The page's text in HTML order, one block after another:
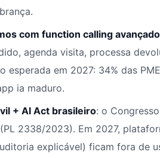
com function calling avançado
agenda visita, processa
esperada em 2027: 34% das
ia maduro.
+ AI Act brasileiro: o
2338/2023). Em 2027,
explicável) ficam fora de